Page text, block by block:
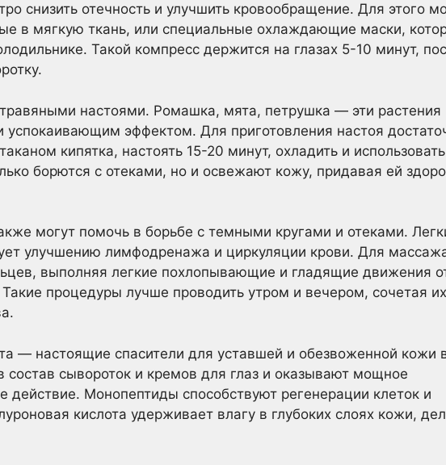
снизить отечность и улучшить кровообращение. Для этого
в мягкую ткань, или специальные охлаждающие маски,
Такой компресс держится на глазах 5-10 минут,
настоями. Ромашка, мята, петрушка — эти растения
успокаивающим эффектом. Для приготовления настоя
кипятка, настоять 15-20 минут, охладить и
борются с отеками, но и освежают кожу, придавая ей
могут помочь в борьбе с темными кругами и отеками.
улучшению лимфодренажа и циркуляции крови. Для
выполняя легкие похлопывающие и гладящие движения
процедуры лучше проводить утром и вечером, сочетая
— настоящие спасители для уставшей и обезвоженной кожи
состав сывороток и кремов для глаз и оказывают мощное
Монопептиды способствуют регенерации клеток и
кислота удерживает влагу в глубоких слоях кожи,